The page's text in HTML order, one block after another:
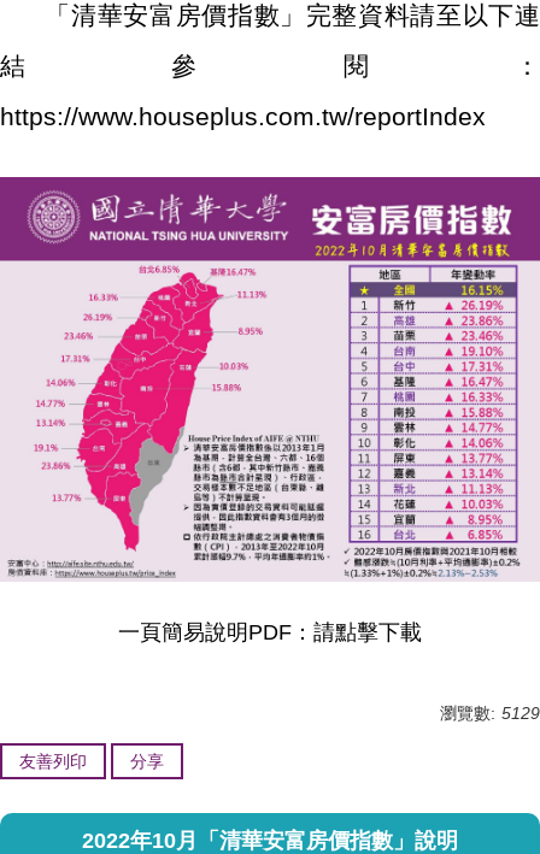
「清華安富房價指數」完整資料請至以下連
結參閱：
https://www.houseplus.com.tw/reportIndex
一頁簡易說明PDF： 請點擊下載
瀏覽數: 5129
友善列印 分享
2022年10月「清華安富房價指數」說明